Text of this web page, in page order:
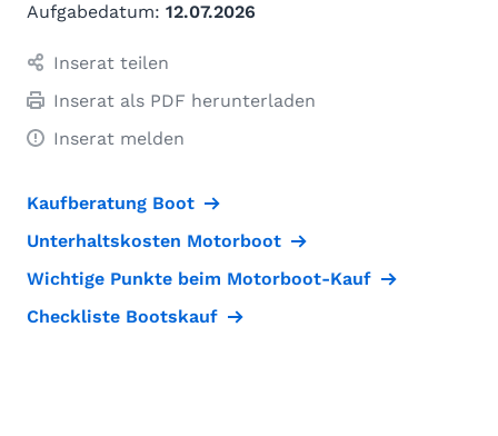
Aufgabedatum: 12.07.2026
Inserat teilen
Inserat als PDF herunterladen
Inserat melden
Kaufberatung Boot
Unterhaltskosten Motorboot
Wichtige Punkte beim Motorboot-Kauf
Checkliste Bootskauf